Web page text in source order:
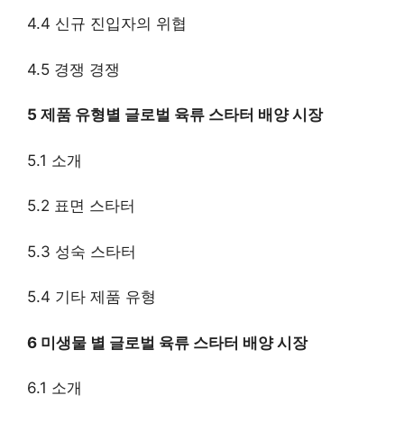
4.4 신규 진입자의 위협
4.5 경쟁 경쟁
5 제품 유형별 글로벌 육류 스타터 배양 시장
5.1 소개
5.2 표면 스타터
5.3 성숙 스타터
5.4 기타 제품 유형
6 미생물 별 글로벌 육류 스타터 배양 시장
6.1 소개